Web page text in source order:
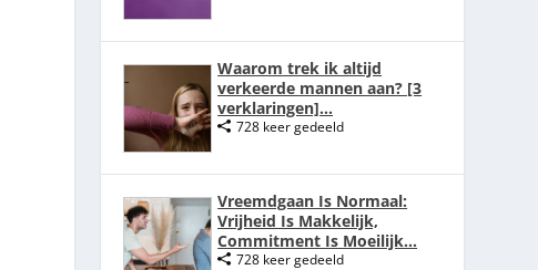
Waarom trek ik altijd
verkeerde mannen aan? [3
verklaringen]...
728 keer gedeeld
Vreemdgaan Is Normaal:
Vrijheid Is Makkelijk,
Commitment Is Moeilijk...
728 keer gedeeld